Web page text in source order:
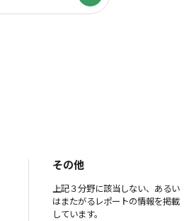
その他
上記３分野に該当しない、あるい
はまたがるレポートの情報を掲載
しています。